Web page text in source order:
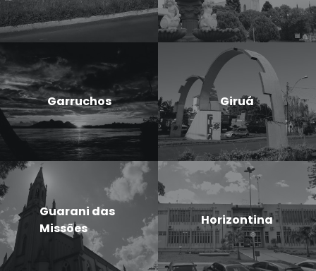
Garruchos Giruá
Guarani das
Missões
Horizontina